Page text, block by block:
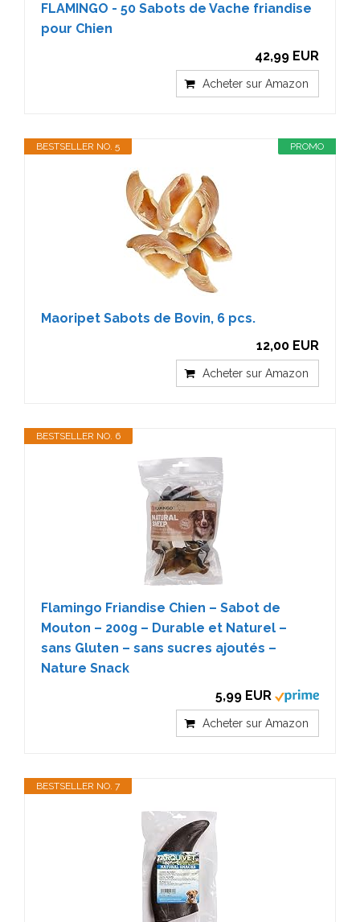
FLAMINGO - 50 Sabots de Vache friandise
pour Chien
42,99 EUR
Acheter sur Amazon
PROMO
BESTSELLER NO. 5
Maoripet Sabots de Bovin, 6 pcs.
12,00 EUR
Acheter sur Amazon
BESTSELLER NO. 6
Flamingo Friandise Chien – Sabot de
Mouton – 200g – Durable et Naturel –
sans Gluten – sans sucres ajoutés –
Nature Snack
5,99 EUR
Acheter sur Amazon
BESTSELLER NO. 7